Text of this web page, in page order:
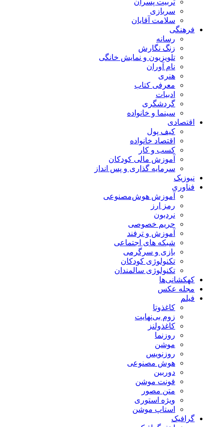
تربیت پسران
سربازی
سلامت آقایان
فرهنگی
رسانه
زنگ نگارش
تلویزیون و نمایش خانگی
نام آوران
هنری
معرفی کتاب
ادبیات
گردشگری
سینما و خانواده
اقتصادی
کیف پول
اقتصاد خانواده
کسب و کار
آموزش مالی کودکان
سرمایه گذاری و پس انداز
نیوزیک
فناوری
آموزش هوش‌مصنوعی
رمز ارز
نردبون
حریم خصوصی
آموزش و ترفند
شبکه های اجتماعی
بازی و سرگرمی
تکنولوژی کودکان
تکنولوژی سالمندان
کهکشانی‌ها
مجله عکس
فیلم
کاغذوتا
زوم بی‌نهایت
کاغذولنز
روزنما
موشن
روزنویس
هوش مصنوعی
دوربین
فونت موشن
متن مصور
ویژه استوری
استاپ موشن
گرافیک